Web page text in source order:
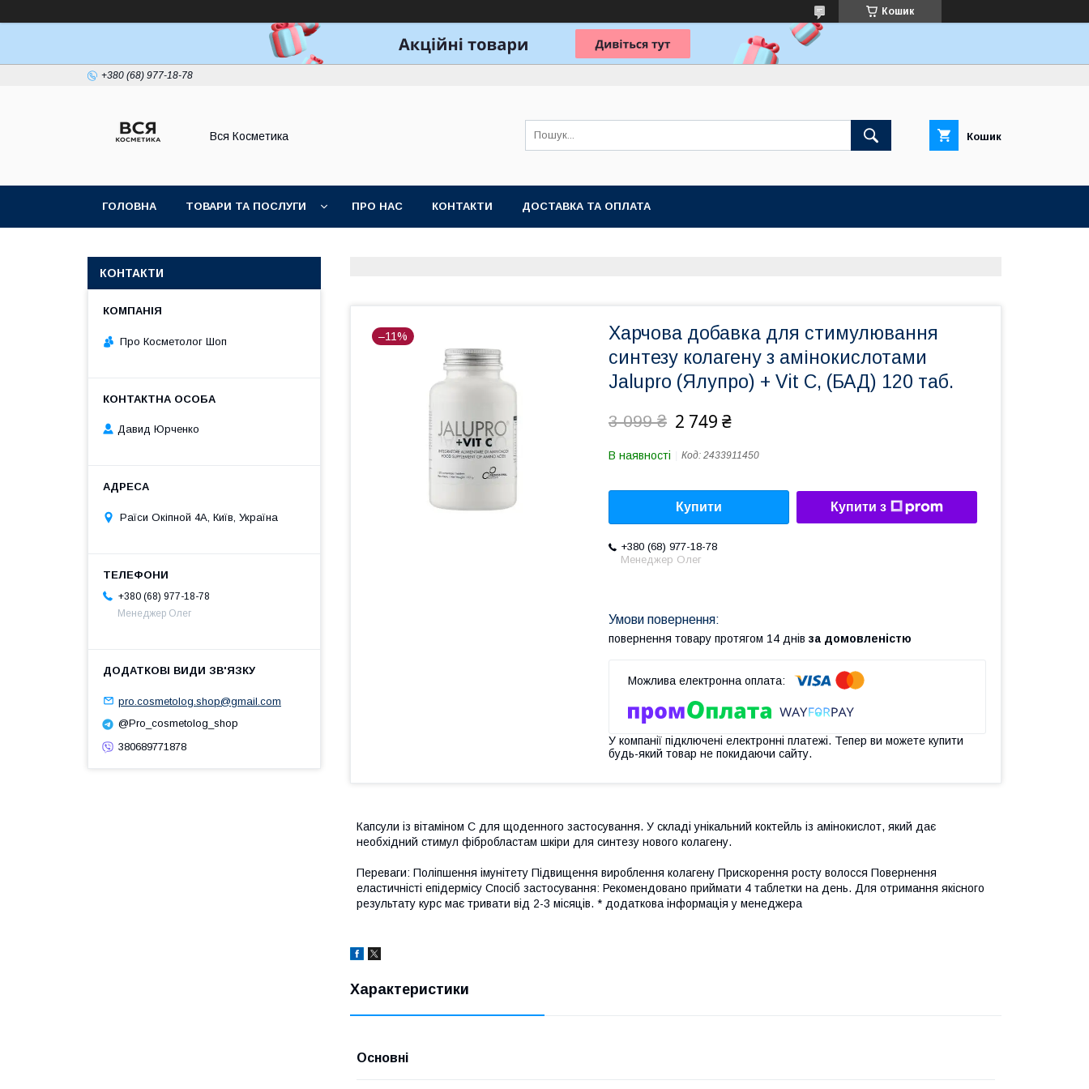
Кошик
+380 (68) 977-18-78
Вся Косметика Кошик
ГОЛОВНА ТОВАРИ ТА ПОСЛУГИ ПРО НАС КОНТАКТИ ДОСТАВКА ТА ОПЛАТА
–11%
Харчова добавка для стимулювання
синтезу колагену з амінокислотами
Jalupro (Ялупро) + Vit C, (БАД) 120 таб.
3 099 ₴ 2 749 ₴
В наявності Код: 2433911450
Купити Купити з
+380 (68) 977-18-78
Менеджер Олег
повернення товару протягом 14 днів за домовленістю
У компанії підключені електронні платежі. Тепер ви можете купити
будь-який товар не покидаючи сайту.
Капсули із вітаміном С для щоденного застосування. У складі унікальний коктейль із амінокислот, який дає
необхідний стимул фібробластам шкіри для синтезу нового колагену.
Переваги: Поліпшення імунітету Підвищення вироблення колагену Прискорення росту волосся Повернення
еластичністі епідермісу Спосіб застосування: Рекомендовано приймати 4 таблетки на день. Для отримання якісного
результату курс має тривати від 2-3 місяців. * додаткова інформація у менеджера
Характеристики
Основні
КОНТАКТИ
Про Косметолог Шоп
Давид Юрченко
Раїси Окіпной 4А, Київ, Україна
+380 (68) 977-18-78
Менеджер Олег
pro.cosmetolog.shop@gmail.com
@Pro_cosmetolog_shop
380689771878